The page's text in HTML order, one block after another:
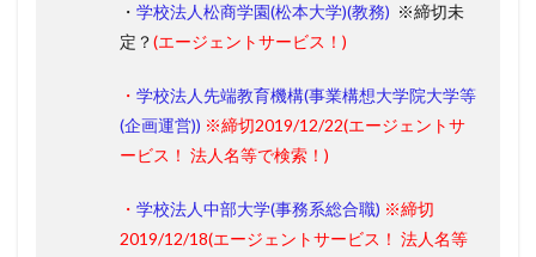
・ 学校法人松商学園(松本大学)(教務) ※締切未
定？(エージェントサービス！)
・ 学校法人先端教育機構(事業構想大学院大学等
(企画運営)) ※締切2019/12/22(エージェントサ
ービス！ 法人名等で検索！)
・ 学校法人中部大学(事務系総合職) ※締切
2019/12/18(エージェントサービス！ 法人名等